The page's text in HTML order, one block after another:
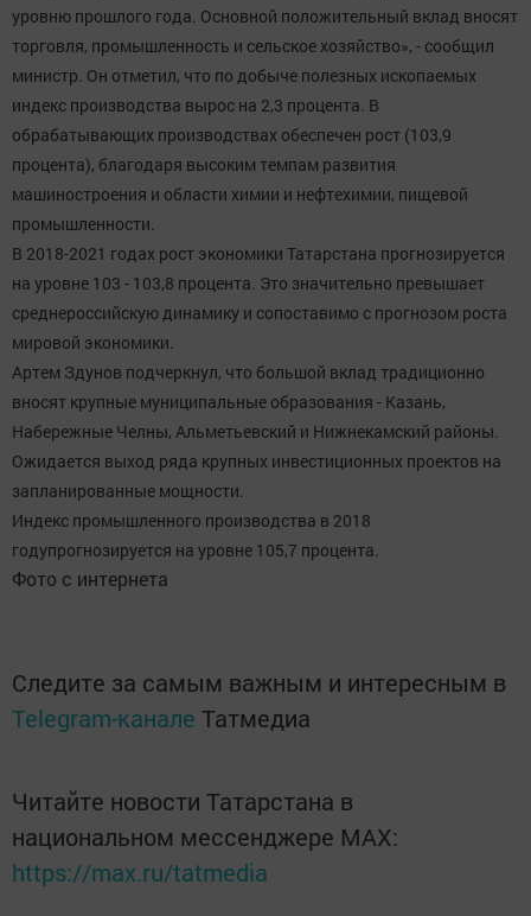
уровню прошлого года. Основной положительный вклад вносят
торговля, промышленность и сельское хозяйство», - сообщил
министр. Он отметил, что по добыче полезных ископаемых
индекс производства вырос на 2,3 процента. В
обрабатывающих производствах обеспечен рост (103,9
процента), благодаря высоким темпам развития
машиностроения и области химии и нефтехимии, пищевой
промышленности.
В 2018-2021 годах рост экономики Татарстана прогнозируется
на уровне 103 - 103,8 процента. Это значительно превышает
среднероссийскую динамику и сопоставимо с прогнозом роста
мировой экономики.
Артем Здунов подчеркнул, что большой вклад традиционно
вносят крупные муниципальные образования - Казань,
Набережные Челны, Альметьевский и Нижнекамский районы.
Ожидается выход ряда крупных инвестиционных проектов на
запланированные мощности.
Индекс промышленного производства в 2018
годупрогнозируется на уровне 105,7 процента.
Фото с интернета
Следите за самым важным и интересным в
Telegram-канале Татмедиа
Читайте новости Татарстана в
национальном мессенджере MАХ:
https://max.ru/tatmedia